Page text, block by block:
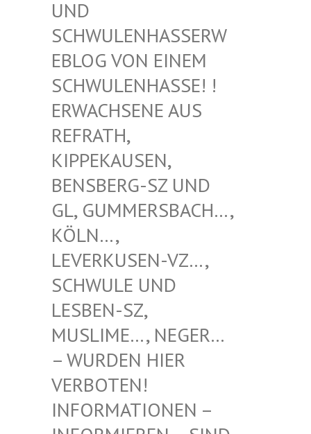
SCH
WULENHASSERWEBL
OG VON EINEM SCH
WULENHASSE! ! ERW
ACHSENE AUS REF
RATH, KIP
PEKAUSEN, BEN
SBERG-SZ UND GL,
GUMMERSBACH…, KÖL
N…, LEV
ERKUSEN-VZ…, SCH
WULE UND LES
BEN-SZ, MUS
LIME…, NEGER… – W
URDEN HIER VER
BOTEN! INF
ORMATIONEN – INF